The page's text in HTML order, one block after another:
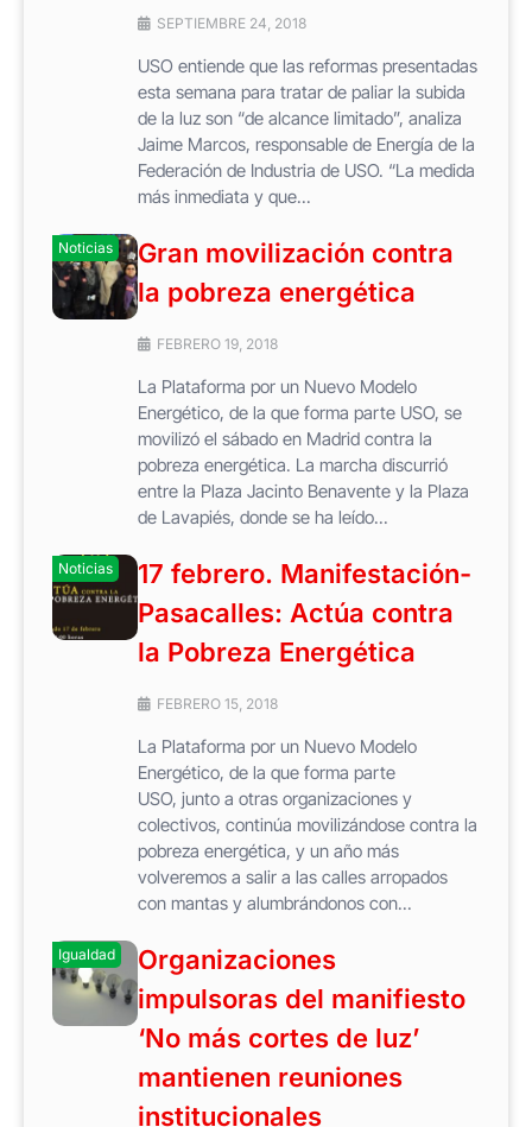
SEPTIEMBRE 24, 2018
USO entiende que las reformas presentadas
esta semana para tratar de paliar la subida
de la luz son “de alcance limitado”, analiza
Jaime Marcos, responsable de Energía de la
Federación de Industria de USO. “La medida
más inmediata y que...
Noticias
Gran movilización contra
la pobreza energética
FEBRERO 19, 2018
La Plataforma por un Nuevo Modelo
Energético, de la que forma parte USO, se
movilizó el sábado en Madrid contra la
pobreza energética. La marcha discurrió
entre la Plaza Jacinto Benavente y la Plaza
de Lavapiés, donde se ha leído...
Noticias
17 febrero. Manifestación-
Pasacalles: Actúa contra
la Pobreza Energética
FEBRERO 15, 2018
La Plataforma por un Nuevo Modelo
Energético, de la que forma parte
USO, junto a otras organizaciones y
colectivos, continúa movilizándose contra la
pobreza energética, y un año más
volveremos a salir a las calles arropados
con mantas y alumbrándonos con...
Igualdad
Organizaciones
impulsoras del manifiesto
‘No más cortes de luz’
mantienen reuniones
institucionales